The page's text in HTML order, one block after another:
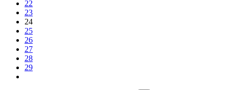
22
23
24
25
26
27
28
29